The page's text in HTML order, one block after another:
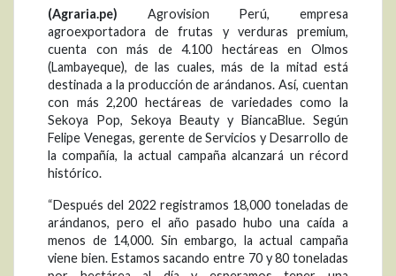
(Agraria.pe) Agrovision Perú, empresa
agroexportadora de frutas y verduras premium,
cuenta con más de 4.100 hectáreas en Olmos
(Lambayeque), de las cuales, más de la mitad está
destinada a la producción de arándanos. Así, cuentan
con más 2,200 hectáreas de variedades como la
Sekoya Pop, Sekoya Beauty y BiancaBlue. Según
Felipe Venegas, gerente de Servicios y Desarrollo de
la compañía, la actual campaña alcanzará un récord
histórico.
“Después del 2022 registramos 18,000 toneladas de
arándanos, pero el año pasado hubo una caída a
menos de 14,000. Sin embargo, la actual campaña
viene bien. Estamos sacando entre 70 y 80 toneladas